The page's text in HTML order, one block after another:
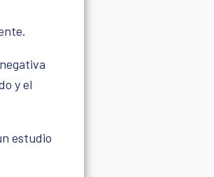
y el
estudio